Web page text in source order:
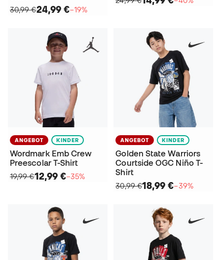
30,99 €24,99 €−19%
ANGEBOT KINDER
Wordmark Emb Crew
Preescolar T-Shirt
19,99 €12,99 €−35%
ANGEBOT KINDER
Golden State Warriors
Courtside OGC Niño T-
Shirt
30,99 €18,99 €−39%